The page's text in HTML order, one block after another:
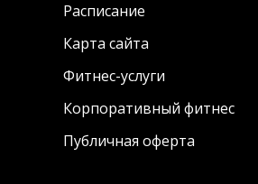
Расписание
Карта сайта
Фитнес-услуги
Корпоративный фитнес
Публичная оферта